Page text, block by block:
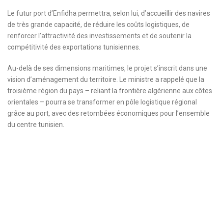
Le futur port d’Enfidha permettra, selon lui, d’accueillir des navires
de très grande capacité, de réduire les coûts logistiques, de
renforcer l’attractivité des investissements et de soutenir la
compétitivité des exportations tunisiennes.
Au-delà de ses dimensions maritimes, le projet s’inscrit dans une
vision d’aménagement du territoire. Le ministre a rappelé que la
troisième région du pays – reliant la frontière algérienne aux côtes
orientales – pourra se transformer en pôle logistique régional
grâce au port, avec des retombées économiques pour l’ensemble
du centre tunisien.